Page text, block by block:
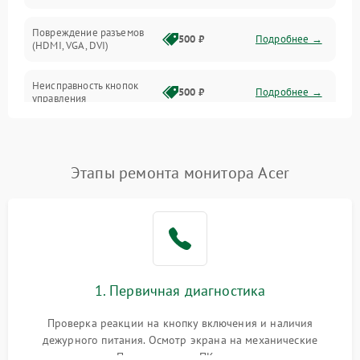
Повреждение разъемов
(HDMI, VGA, DVI)
500 ₽ Подробнее →
Неисправность кнопок
управления
500 ₽ Подробнее →
Повреждение кабеля
1000 ₽
Поломка системы
автоматического
1000 ₽ Подробнее →
Неисправность системы
Этапы ремонта монитора Acer
1. Первичная диагностика
Проверка реакции на кнопку включения и наличия
дежурного питания. Осмотр экрана на механические
повреждения. Подключение к ПК для оценки вывода